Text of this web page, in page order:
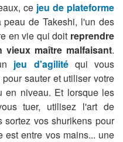
ce jeu de plateforme
de Takeshi, l'un des
en vie qui doit reprendre
maître malfaisant.
jeu d'agilitéqui vous
sauter et utiliser votre
en niveau. Et lorsque les
tuer, utilisez l'art de
sortez vos shurikens pour
entre vos mains... une